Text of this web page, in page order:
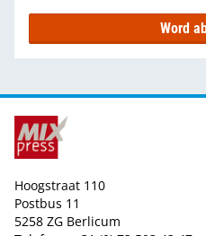
Word
Hoogstraat 110
Postbus 11
5258 ZG Berlicum